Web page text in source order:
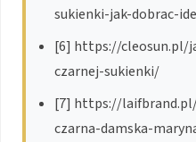
sukienki-jak-dobrac-
[6] https://cleosun.pl/
czarnej-sukienki/
[7] https://
czarna-damska-